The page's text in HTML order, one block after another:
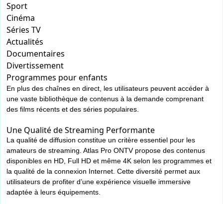
Sport
Cinéma
Séries TV
Actualités
Documentaires
Divertissement
Programmes pour enfants
En plus des chaînes en direct, les utilisateurs peuvent accéder à
une vaste bibliothèque de contenus à la demande comprenant
des films récents et des séries populaires.
Une Qualité de Streaming Performante
La qualité de diffusion constitue un critère essentiel pour les
amateurs de streaming. Atlas Pro ONTV propose des contenus
disponibles en HD, Full HD et même 4K selon les programmes et
la qualité de la connexion Internet. Cette diversité permet aux
utilisateurs de profiter d’une expérience visuelle immersive
adaptée à leurs équipements.